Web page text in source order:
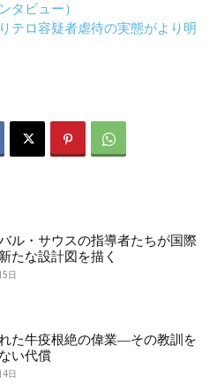
タビュー）
テロ容疑者虐待の実態がより明
ル・サウスの指導者たちが国際
たな設計図を描く
日
た牛疫根絶の偉業―その教訓を
い代償
日